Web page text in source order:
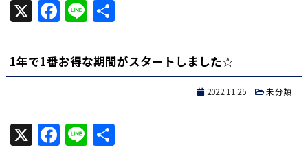
X Facebook
Line共
1年で1番お得な期間がスタートしました☆
2022.11.25 未分類
X Facebook
Line共